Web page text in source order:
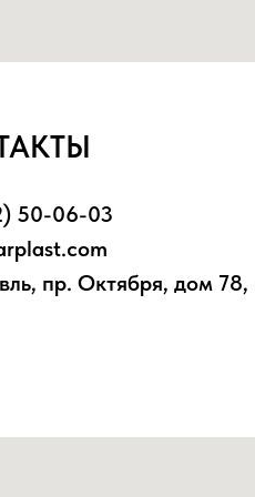
50-06-03
пр. Октября, дом 78,